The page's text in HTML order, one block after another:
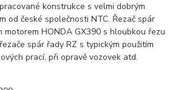
konstrukce s velmi dobrým
od české společnosti NTC. Řezač spár
motorem HONDA GX390 s hloubkou řezu
spár řady RZ s typickým použitím
prací, při opravě vozovek atd.